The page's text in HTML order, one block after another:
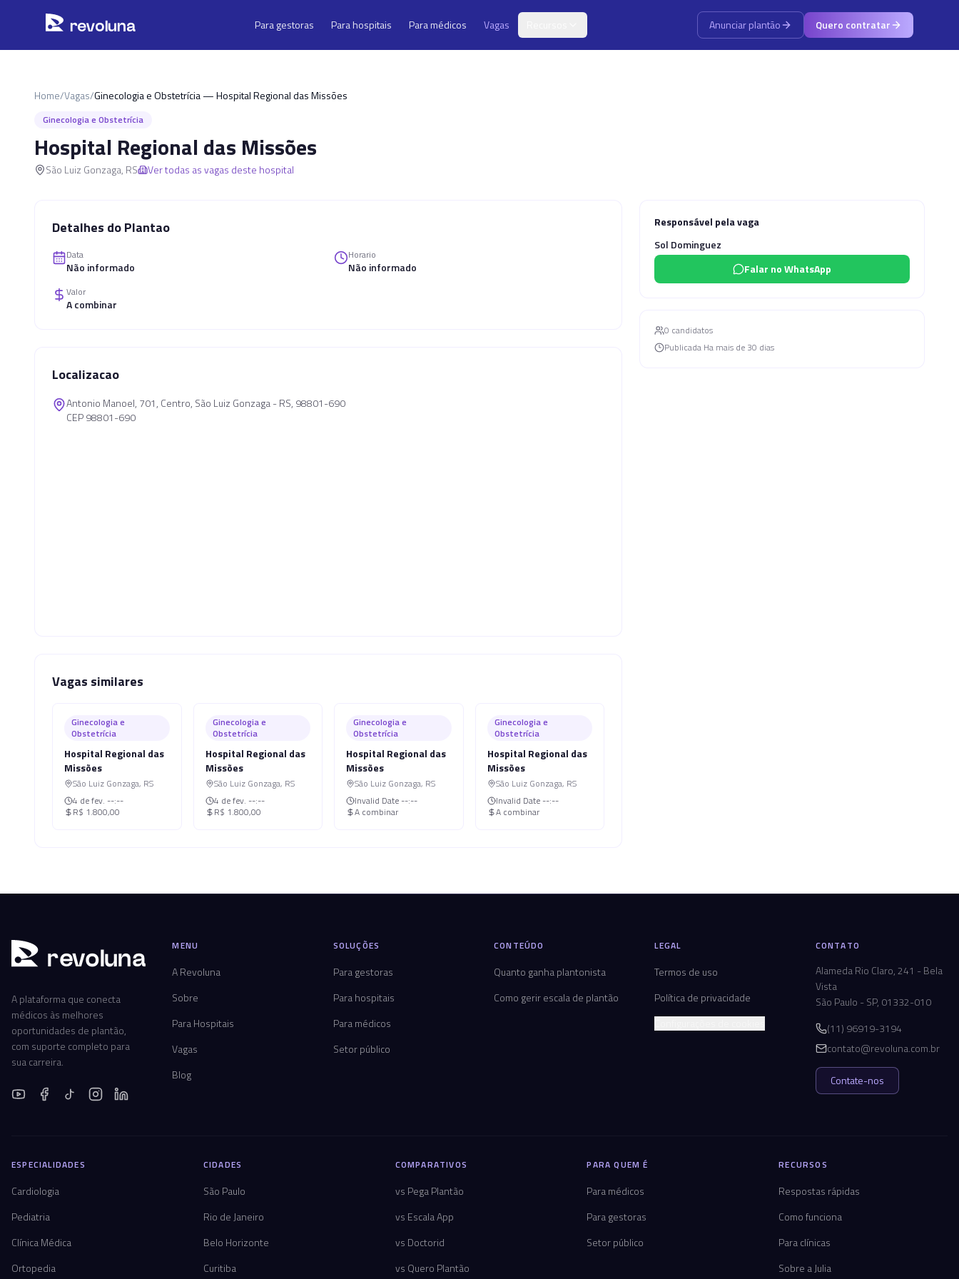
revoluna Para gestoras Para hospitais Para médicos Vagas Anunciar plantão Quero contratar
Home/Vagas/Ginecologia e Obstetrícia — Hospital Regional das Missões
Ginecologia e Obstetrícia
Hospital Regional das Missões
São Luiz Gonzaga, RS Ver todas as vagas deste hospital
Detalhes do Plantao
Data
Não informado
Horario
Não informado
Valor
A combinar
Localizacao
Antonio Manoel, 701, Centro, São Luiz Gonzaga - RS, 98801-690
CEP 98801-690
Vagas similares
Ginecologia e
Obstetrícia
Hospital Regional das
Missões
São Luiz Gonzaga, RS
4 de fev. --:--
R$ 1.800,00
Ginecologia e
Obstetrícia
Hospital Regional das
Missões
São Luiz Gonzaga, RS
4 de fev. --:--
R$ 1.800,00
Ginecologia e
Obstetrícia
Hospital Regional das
Missões
São Luiz Gonzaga, RS
Invalid Date --:--
A combinar
Ginecologia e
Obstetrícia
Hospital Regional das
Missões
São Luiz Gonzaga, RS
Invalid Date --:--
A combinar
Responsável pela vaga
Sol Dominguez
Falar no WhatsApp
0 candidatos
Publicada Ha mais de 30 dias
revoluna
A plataforma que conecta
médicos às melhores
oportunidades de plantão,
com suporte completo para
sua carreira.
MENU
A Revoluna
Sobre
Para Hospitais
Vagas
Blog
SOLUÇÕES
Para gestoras
Para hospitais
Para médicos
Setor público
CONTEÚDO
Quanto ganha plantonista
Como gerir escala de plantão
LEGAL
Termos de uso
Política de privacidade
CONTATO
Alameda Rio Claro, 241 - Bela
Vista
São Paulo - SP, 01332-010
(11) 96919-3194
contato@revoluna.com.br
Contate-nos
ESPECIALIDADES
Cardiologia
Pediatria
Clínica Médica
Ortopedia
CIDADES
São Paulo
Rio de Janeiro
Belo Horizonte
Curitiba
COMPARATIVOS
vs Pega Plantão
vs Escala App
vs Doctorid
vs Quero Plantão
PARA QUEM É
Para médicos
Para gestoras
Setor público
RECURSOS
Respostas rápidas
Como funciona
Para clínicas
Sobre a Julia